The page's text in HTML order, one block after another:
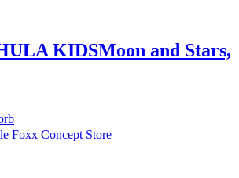
KIDSMoon and Stars,
Foxx Concept Store